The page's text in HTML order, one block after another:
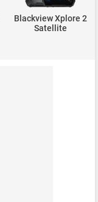
Blackview Xplore 2
Satellite